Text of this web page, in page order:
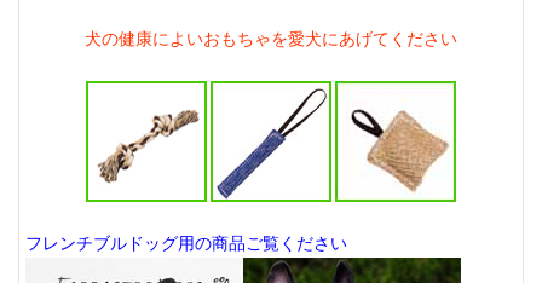
犬の健康によいおもちゃを愛犬にあげてください
フレンチブルドッグ用の商品ご覧ください